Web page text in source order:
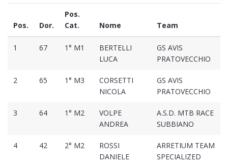
Pos. Dor.
Pos.
Cat.
Nome Team
1 67 1° M1
BERTELLI
LUCA
GS AVIS
PRATOVECCHIO
2 65 1° M3
CORSETTI
NICOLA
GS AVIS
PRATOVECCHIO
3 64 1° M2
VOLPE
ANDREA
A.S.D. MTB RACE
SUBBIANO
4 42 2° M2
ROSSI
DANIELE
ARRETIUM TEAM
SPECIALIZED